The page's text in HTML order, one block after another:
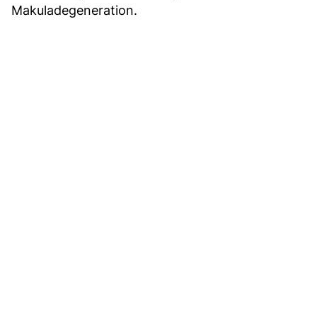
Makuladegeneration.